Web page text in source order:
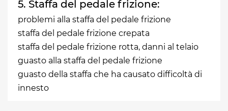
5. Staffa del pedale frizione:
problemi alla staffa del pedale frizione
staffa del pedale frizione crepata
staffa del pedale frizione rotta, danni al telaio
guasto alla staffa del pedale frizione
guasto della staffa che ha causato difficoltà di
innesto